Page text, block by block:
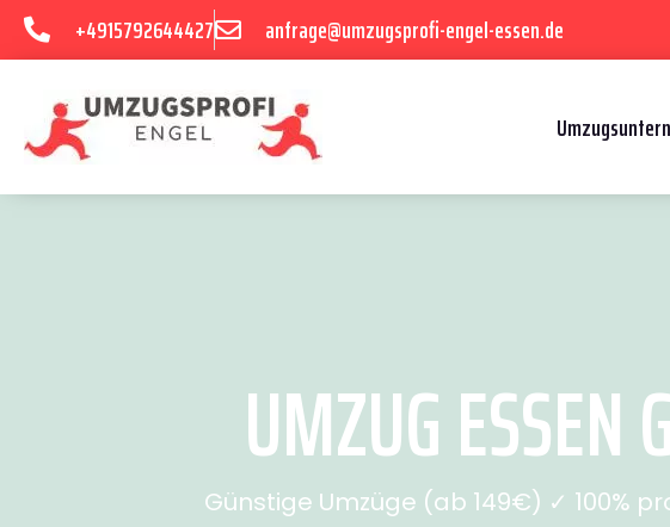
+4915792644427 anfrage@umzugsprofi-engel-essen.de
UMZUG ESSEN
Günstige Umzüge (ab 149€) ✓ 100%